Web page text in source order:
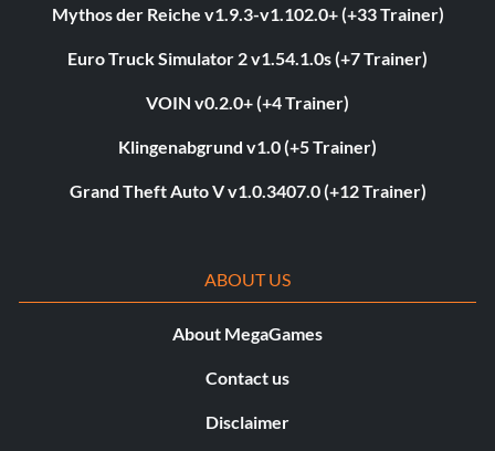
Mythos der Reiche v1.9.3-v1.102.0+ (+33 Trainer)
Euro Truck Simulator 2 v1.54.1.0s (+7 Trainer)
VOIN v0.2.0+ (+4 Trainer)
Klingenabgrund v1.0 (+5 Trainer)
Grand Theft Auto V v1.0.3407.0 (+12 Trainer)
ABOUT US
About MegaGames
Contact us
Disclaimer